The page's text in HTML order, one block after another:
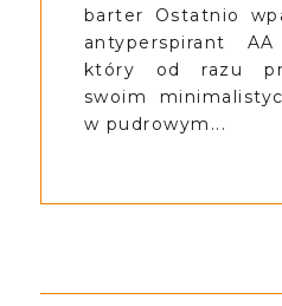
barter Ostatnio
antyperspirant
który od razu
swoim
w pudrowym...